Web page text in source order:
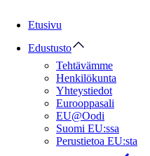
Etusivu
Edustusto
Tehtävämme
Henkilökunta
Yhteystiedot
Eurooppasali
EU@Oodi
Suomi EU:ssa
Perustietoa EU:sta